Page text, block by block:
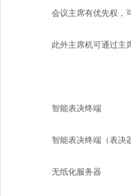
会议主席有优先权，
此外主席机可通过主
智能表决终端
智能表决终端（表决
无纸化服务器